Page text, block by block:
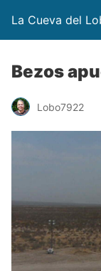
La Cueva del
Bezos
Lobo7922